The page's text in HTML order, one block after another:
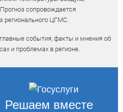
сопровождается
регионального ЦГМС.
события, факты и мнения об
и проблемах в регионе.
Решаем вместе